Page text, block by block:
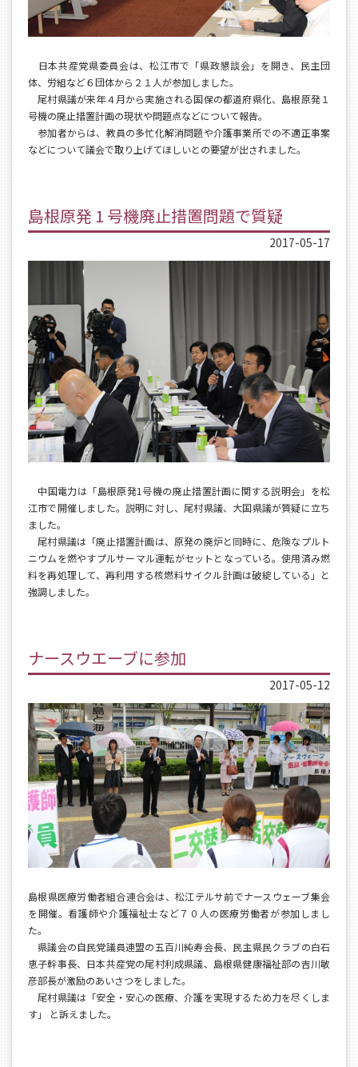
日本共産党県委員会は、松江市で「県政懇談会」を開き、民主団
体、労組など６団体から２１人が参加しました。
尾村県議が来年４月から実施される国保の都道府県化、島根原発１
号機の廃止措置計画の現状や問題点などについて報告。
参加者からは、教員の多忙化解消問題や介護事業所での不適正事案
などについて議会で取り上げてほしいとの要望が出されました。
島根原発 1 号機廃止措置問題で質疑
2017-05-17
中国電力は「島根原発1号機の廃止措置計画に関する説明会」を松
江市で開催しました。説明に対し、尾村県議、大国県議が質疑に立ち
ました。
尾村県議は「廃止措置計画は、原発の廃炉と同時に、危険なプルト
ニウムを燃やすプルサーマル運転がセットとなっている。使用済み燃
料を再処理して、再利用する核燃料サイクル計画は破綻している」と
強調しました。
ナースウエーブに参加
2017-05-12
島根県医療労働者組合連合会は、松江テルサ前でナースウェーブ集会
を開催。看護師や介護福祉士など７０人の医療労働者が参加しまし
た。
県議会の自民党議員連盟の五百川純寿会長、民主県民クラブの白石
恵子幹事長、日本共産党の尾村利成県議、島根県健康福祉部の吉川敏
彦部長が激励のあいさつをしました。
尾村県議は「安全・安心の医療、介護を実現するため力を尽くしま
す」 と訴えました。